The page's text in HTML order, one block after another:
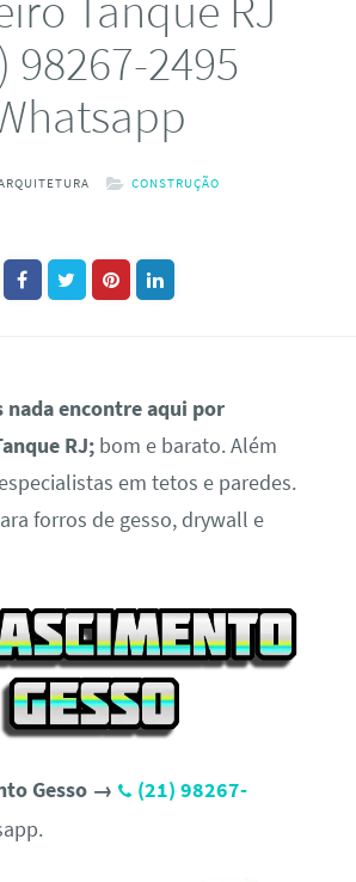
98267-2495
CONSTRUÇÃO
nada encontre aqui por
RJ;bom e barato. Além
em tetos e paredes.
forros de gesso, drywall e
Gesso →
(21) 98267-